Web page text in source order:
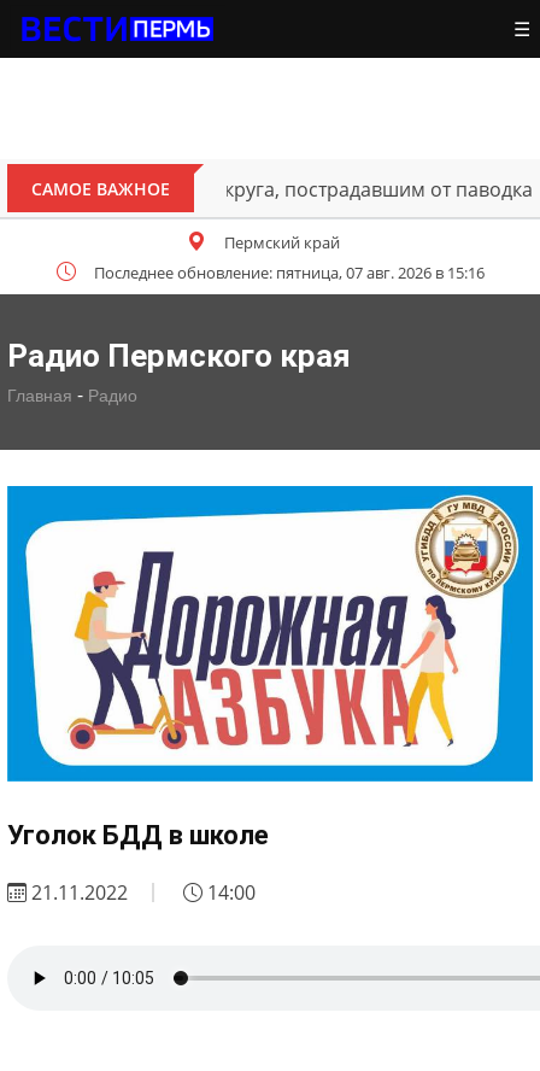
☰
САМОЕ ВАЖНОЕ
Октябрьского округа, пострадавшим от паводка
Пермский край
Последнее обновление: пятница, 07 авг. 2026 в 15:16
Радио Пермского края
Главная - Радио
Уголок БДД в школе
21.11.2022 14:00